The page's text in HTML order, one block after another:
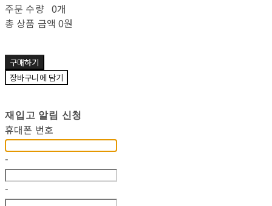
주문 수량 0개
총 상품 금액 0원
구매하기
장바구니에 담기
재입고 알림 신청
휴대폰 번호
-
-